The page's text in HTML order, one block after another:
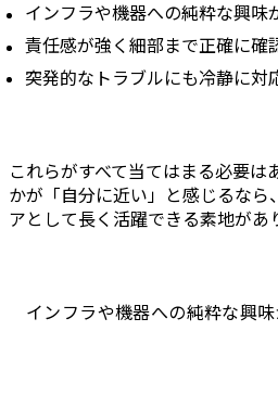
インフラや機器への純粋な興味
責任感が強く細部まで正確に確
突発的なトラブルにも冷静に対
これらがすべて当てはまる必要は
かが「自分に近い」と感じるなら
アとして長く活躍できる素地があ
インフラや機器への純粋な興